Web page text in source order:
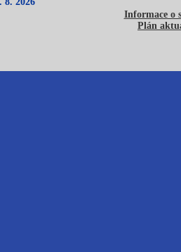
Informace o
Plán